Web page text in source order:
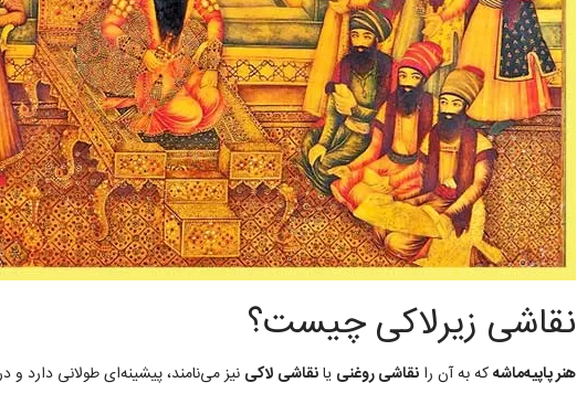
نقاشی زیرلاکی چیست؟
هنر پاپیه‌ماشهکه به آن را نقاشی روغنی یانقاشی لاکی نیز می‌نامند، پیشینه‌ای طولانی دارد